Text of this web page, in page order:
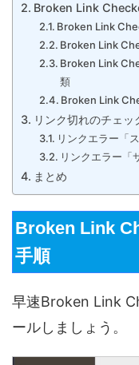
Broken Link
Broken Link
Broken Link
Broken Link
類
Broken Link
リンク切れのチェッ
リンクエラー「
リンクエラー「
まとめ
Broken Link
手順
早速Broken Link
ールしましょう。